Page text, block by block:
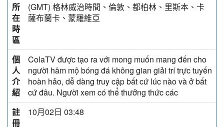
所
在
時
區
(GMT) 格林威治時間、倫敦、都柏林、里斯本、卡
薩布蘭卡、蒙羅維亞
個
人
介
紹
ColaTV được tạo ra với mong muốn mang đến cho
người hâm mộ bóng đá không gian giải trí trực tuyến
hoàn hảo, dễ dàng truy cập bất cứ lúc nào và ở bất
cứ đâu. Người xem có thể thưởng thức các
註
冊
10月02日 03:48